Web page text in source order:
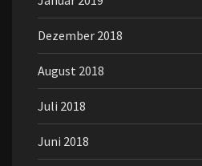
Dezember 2018
August 2018
Juli 2018
Juni 2018